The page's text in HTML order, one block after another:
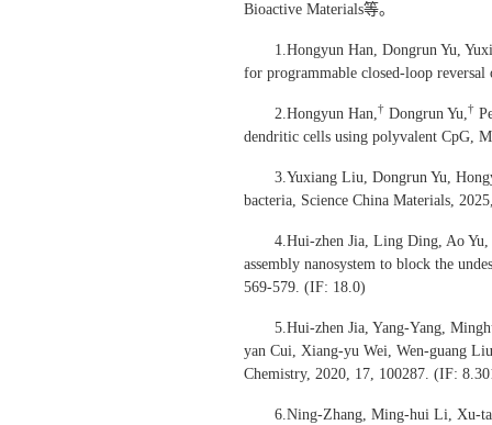
Bioactive Materials等。
1.Hongyun Han, Dongrun Yu,
for programmable closed-loop
2.Hongyun Han,† Dongrun Yu,†
dendritic cells using polyvalent CpG,
3.Yuxiang Liu, Dongrun Yu,
bacteria, Science China Materials,
4.Hui-zhen Jia, Ling Ding, Ao
assembly nanosystem to block the
569-579. (IF: 18.0)
5.Hui-zhen Jia, Yang-Yang,
yan Cui, Xiang-yu Wei, Wen-guang
Chemistry, 2020, 17, 100287. (IF:
6.Ning-Zhang, Ming-hui Li, Xu-